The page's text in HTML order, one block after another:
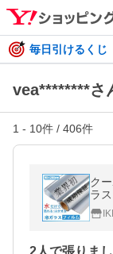
毎日引けるく
vea********さ
1 - 10件 / 406件
ク
ラ
し
し